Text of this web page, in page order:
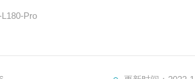
Pro
间和速度；